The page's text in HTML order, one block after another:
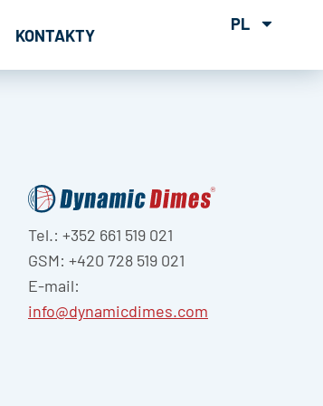
KONTAKTY
PL
Tel.: +352 661 519 021
GSM: +420 728 519 021
E-mail:
info@dynamicdimes.com